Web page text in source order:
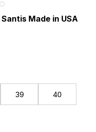
Made in USA
39 40